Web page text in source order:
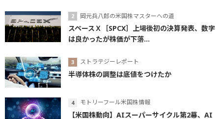
岡元兵八郎の米国株マスターへの道
スペースＸ［SPCX］上場後初の決算発表、数字
は良かったが株価が下落...
ストラテジーレポート
半導体株の調整は底値をつけたか
モトリーフール米国株情報
【米国株動向】AIスーパーサイクル第2幕、AI